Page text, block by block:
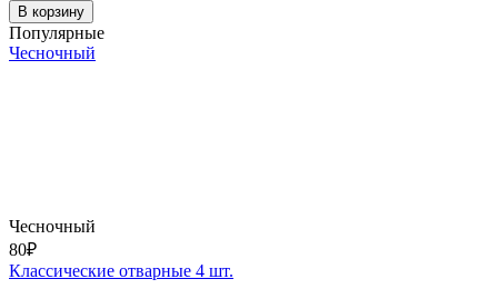
В корзину
Популярные
Чесночный
Чесночный
80₽
Классические отварные 4 шт.